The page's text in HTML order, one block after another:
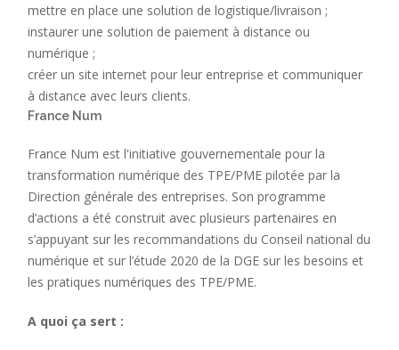
mettre en place une solution de logistique/livraison ;
instaurer une solution de paiement à distance ou
numérique ;
créer un site internet pour leur entreprise et communiquer
à distance avec leurs clients.
France Num
France Num est l'initiative gouvernementale pour la
transformation numérique des TPE/PME pilotée par la
Direction générale des entreprises. Son programme
d’actions a été construit avec plusieurs partenaires en
s’appuyant sur les recommandations du Conseil national du
numérique et sur l’étude 2020 de la DGE sur les besoins et
les pratiques numériques des TPE/PME.
A quoi ça sert :